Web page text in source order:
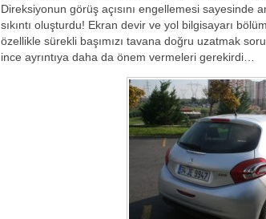
Direksiyonun görüş açısını engellemesi sayesinde
sıkıntı oluşturdu! Ekran devir ve yol bilgisayarı
özellikle sürekli başımızı tavana doğru uzatmak
ince ayrıntıya daha da önem vermeleri gerekirdi…